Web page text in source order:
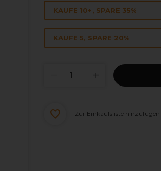
KAUFE 10+, SPARE 35%
KAUFE 5, SPARE 20%
Zur Einkaufsliste hinzufügen